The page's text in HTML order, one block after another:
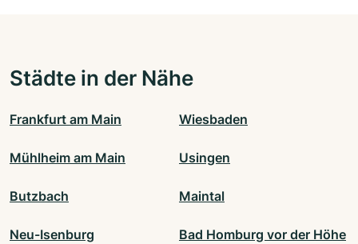
Städte in der Nähe
Frankfurt am Main Wiesbaden
Mühlheim am Main Usingen
Butzbach Maintal
Neu-Isenburg Bad Homburg vor der Höhe